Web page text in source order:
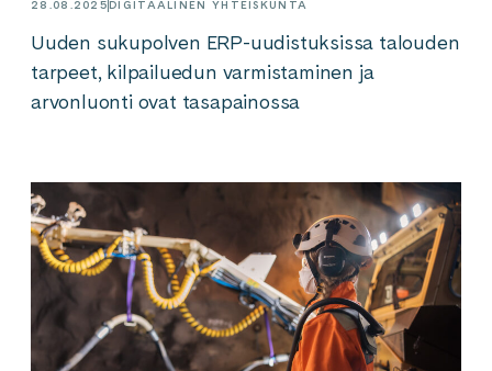
28.08.2025DIGITAALINEN YHTEISKUNTA
Uuden sukupolven ERP-uudistuksissa talouden
tarpeet, kilpailuedun varmistaminen ja
arvonluonti ovat tasapainossa